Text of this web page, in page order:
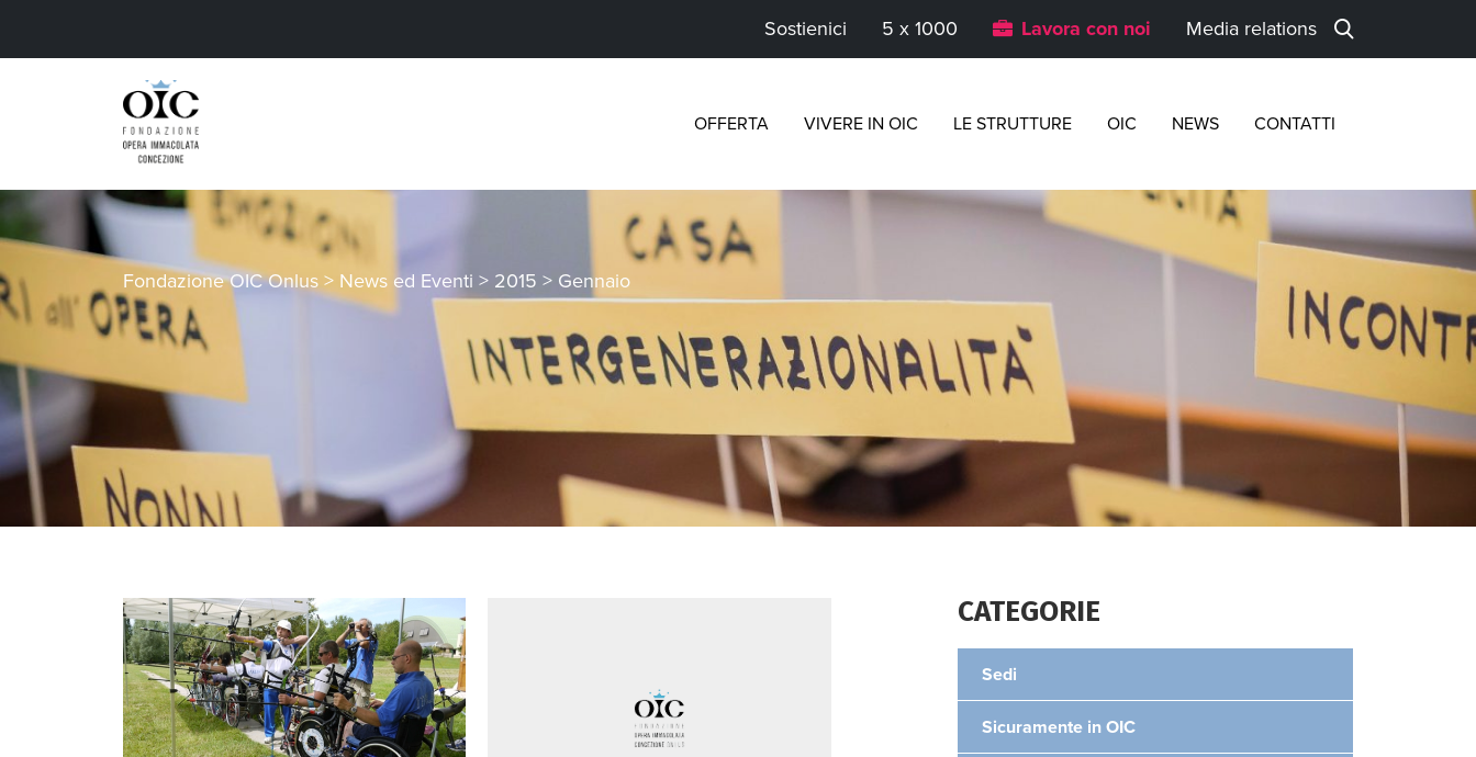
Sostienici 5 x 1000 Lavora con noi Media relations
OFFERTA VIVERE IN OIC LE STRUTTURE OIC NEWS CONTATTI
Fondazione OIC Onlus > News ed Eventi > 2015 > Gennaio
CATEGORIE
Sedi
Sicuramente in OIC